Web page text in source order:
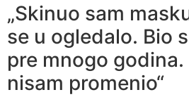
„Skinuo sam
se u ogledalo. Bio
pre mnogo
nisam promenio“